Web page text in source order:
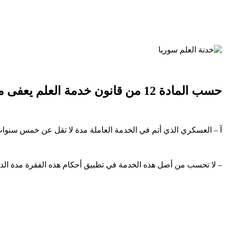
حسب المادة 12 من قانون خدمة العلم يعفى من أداء خدمة العلم كل من مما يلي :
آ – العسكري الذي أتم في الخدمة العاملة مدة لا تقل عن خمس
– لا تحسب من أصل هذه الخدمة في تطبيق أحكام هذه الفقرة مدة